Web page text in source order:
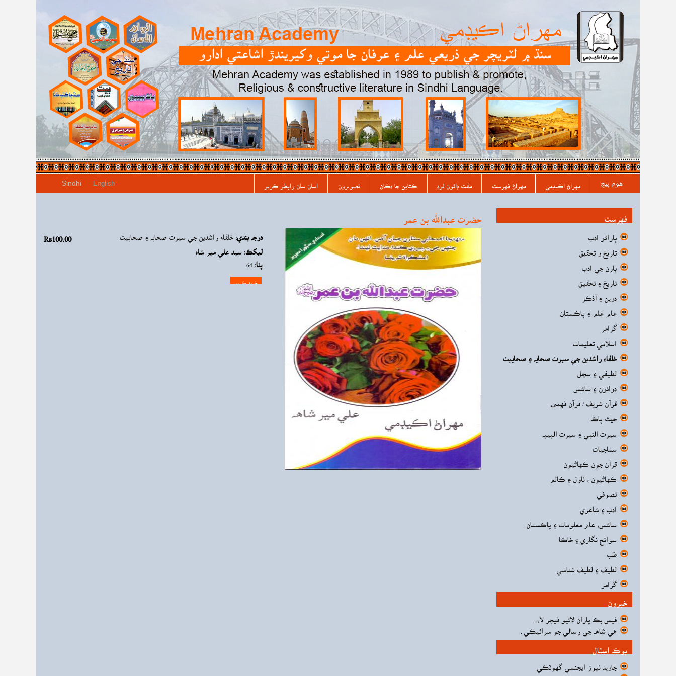
هوم پیج مهراڻ اڪيڊمي مهراڻ فهرست مفت ڊائون لوڊ ڪتابن جا دڪان اسان سان رابطو ڪريو English
Sindhi
ٻاراڻو ادب
تاریخ و تحقیق
ٻارن جي ادب
تاريخ ۽ تحقيق
دوين ۽ آذڪر
عام علم ۽ پاڪستان
گرامر
اسلامي تعليمات
خلفاءِ راشدين جي سيرت صحابه ۽ صحابيت
لطيفي ۽ سچل
دوائون ۽ سائنس
قرآن شريف / قرآن فهمی
حیث پاڪ
سيرت النبي ۽ سيرت البيبه
سماجيات
قرآن جون ڪهاڻيون
ڪهاڻيون ، ناول ۽ ڪالم
ادب ۽ شاعري
سائنس، عام معلومات ۽ پاڪستان
سوانح نگاري ۽ خاڪا
طب
لطيف ۽ لطيف شناسي
گرامر
فيس بڪ پاران لائيو فيچر لاءِ...
هي شاهه جي رسالي جو سرائيڪي...
بوڪ اسٽال
جاويد نيوز ايجنسي گهوٽڪي
حضرت عبدالله بن عمر
خلفاءِ راشدين جي سيرت صحابه ۽ صحابيت
ليکڪ: سيد علي مير شاه
پنا: